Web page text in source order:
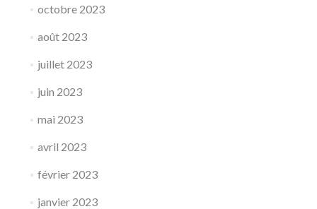
octobre 2023
août 2023
juillet 2023
juin 2023
mai 2023
avril 2023
février 2023
janvier 2023